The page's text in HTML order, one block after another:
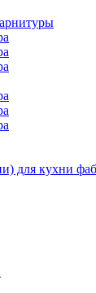
для кухни